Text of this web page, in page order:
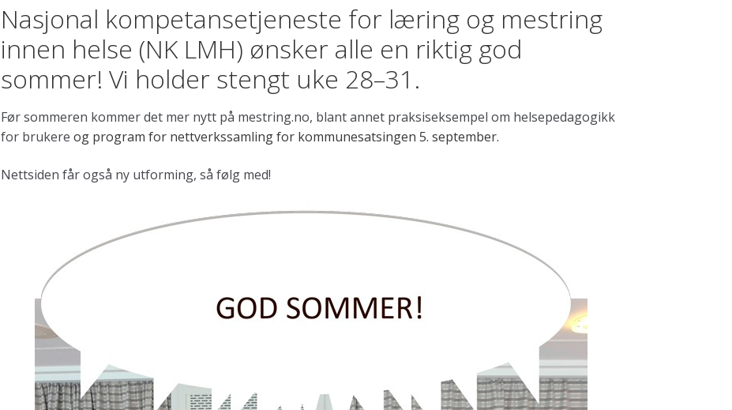
Nasjonal kompetansetjeneste for læring og mestring
innen helse (NK LMH) ønsker alle en riktig god
sommer! Vi holder stengt uke 28–31.
Før sommeren kommer det mer nytt på mestring.no, blant annet praksiseksempel om helsepedagogikk
for brukere og program for nettverkssamling for kommunesatsingen 5. september.
Nettsiden får også ny utforming, så følg med!